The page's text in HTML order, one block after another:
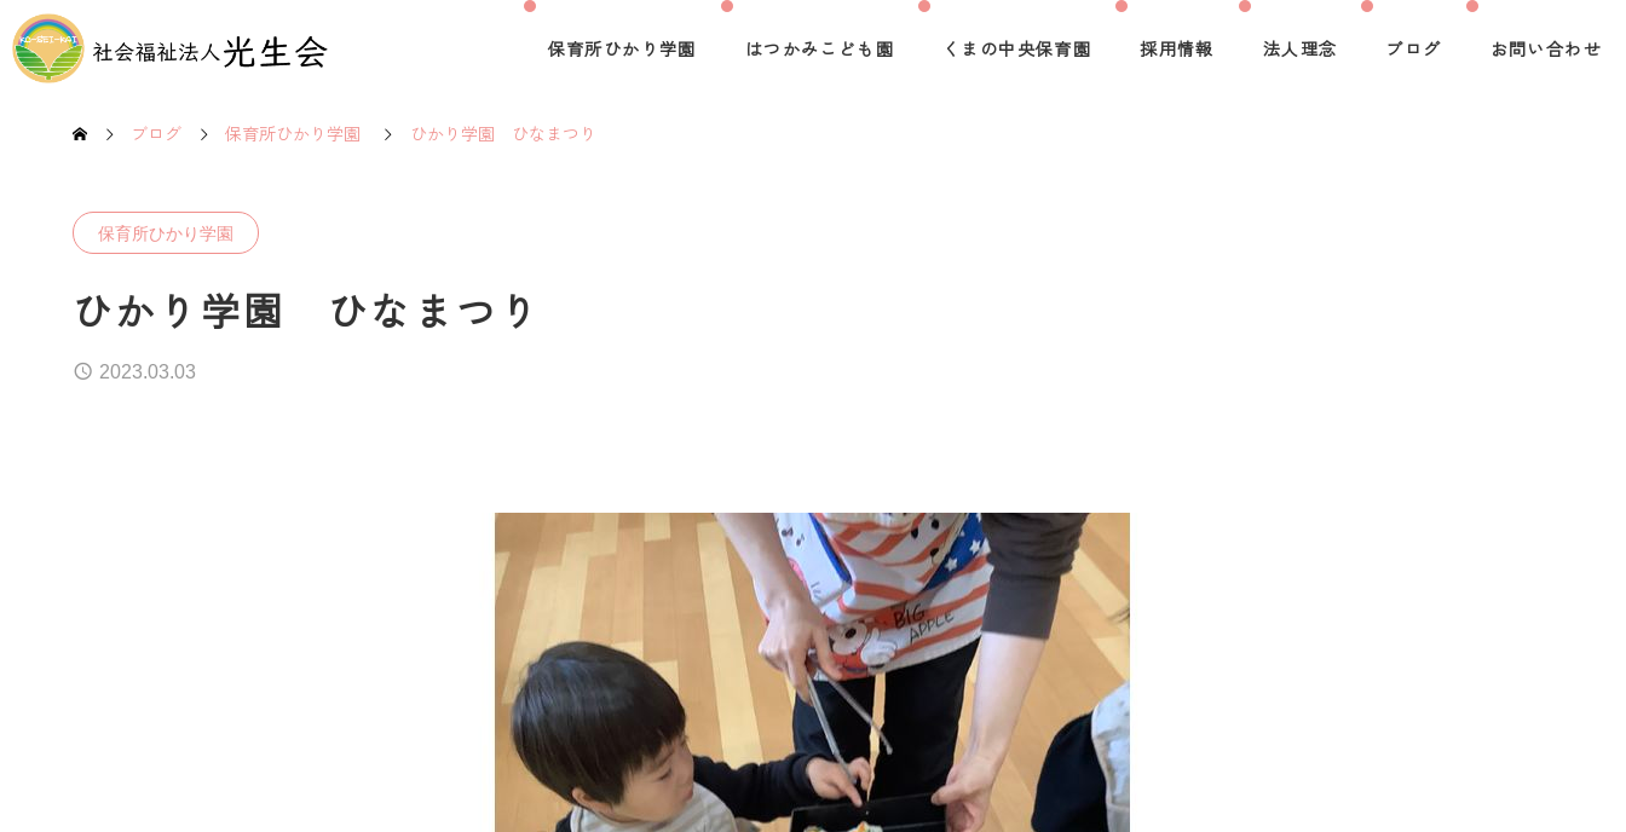
保育所ひかり学園 はつかみこども園 くまの中央保育園 採用情報 法人理念 ブログ お問い合わせ
ブログ 保育所ひかり学園 ひかり学園 ひなまつり
保育所ひかり学園
ひかり学園 ひなまつり
2023.03.03